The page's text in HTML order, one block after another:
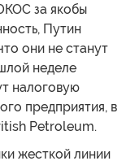
за якобы
Путин
они не станут
неделе
налоговую
предприятия, в
Petroleum.
жесткой линии